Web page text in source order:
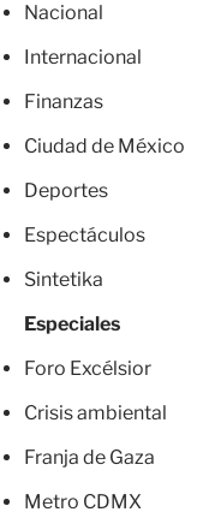
Nacional
Internacional
Finanzas
Ciudad de México
Deportes
Espectáculos
Sintetika
Especiales
Foro Excélsior
Crisis ambiental
Franja de Gaza
Metro CDMX